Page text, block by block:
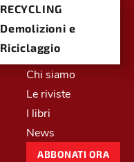
RECYCLING
Demolizioni e
Riciclaggio
Chi siamo
Le riviste
I libri
News
ABBONATI ORA